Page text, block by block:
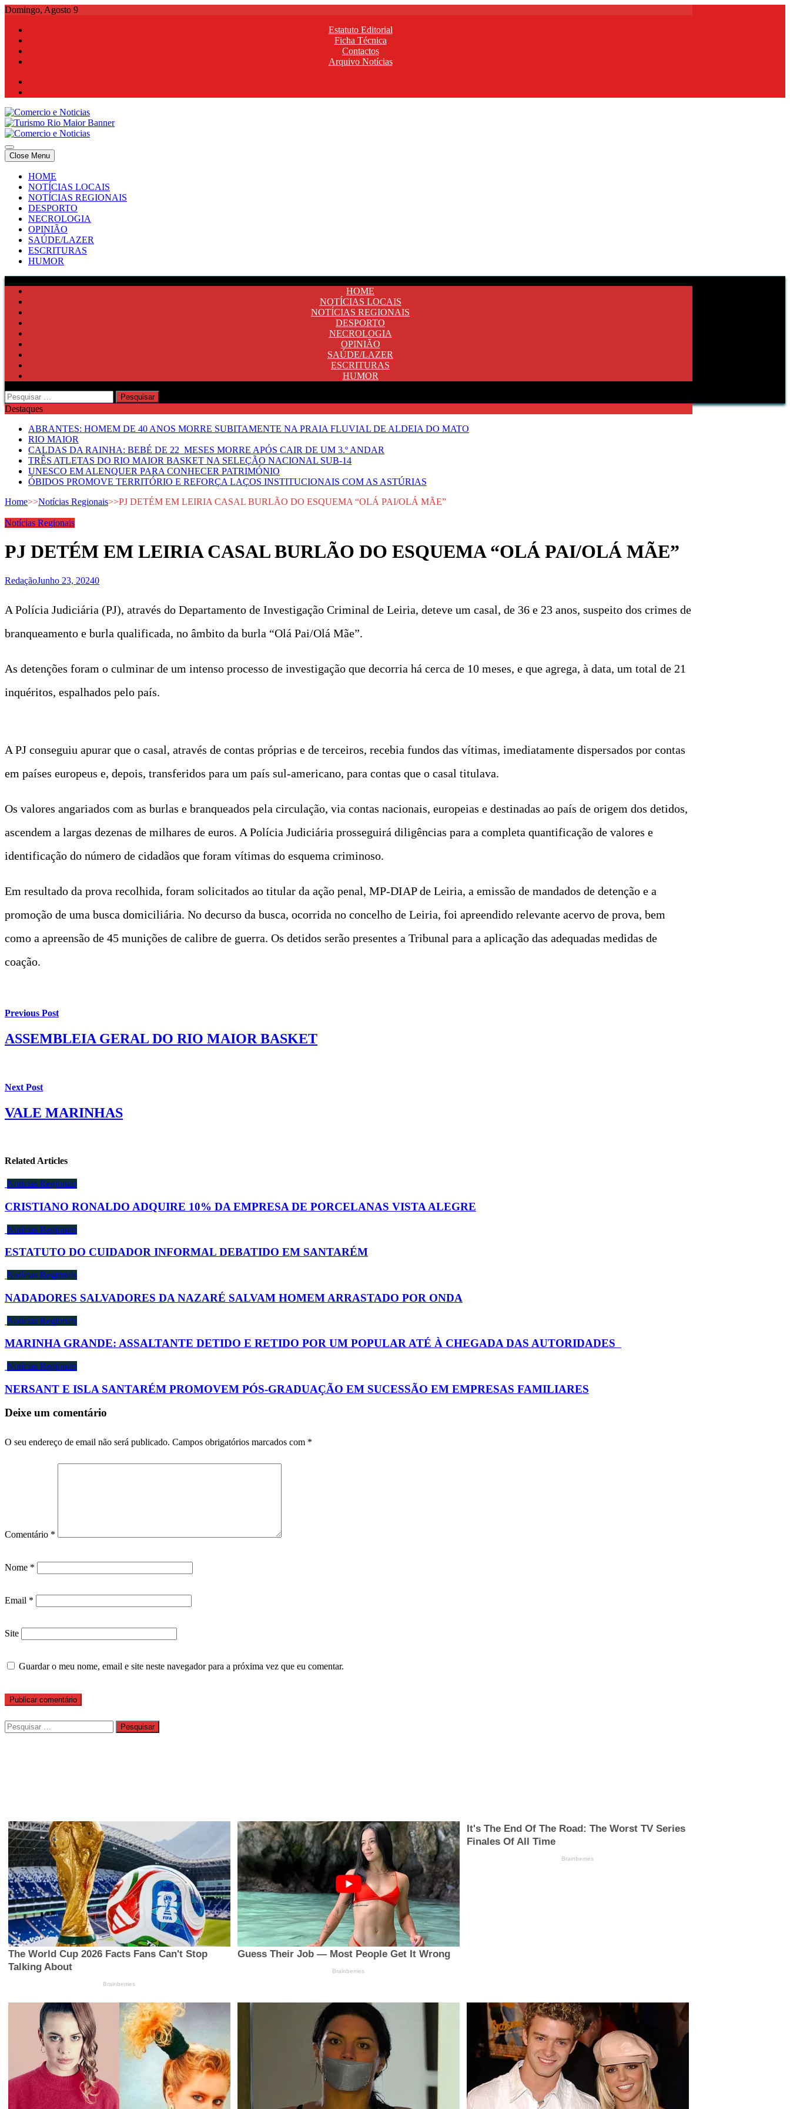
Skip
content
Domingo, Agosto 9
Estatuto Editorial
Ficha Técnica
Contactos
Arquivo Notícias
Comercio e Noticias
Notícias e Publicidade Online
Comercio e Noticias
Notícias e Publicidade Online
Close Menu
HOME
NOTÍCIAS LOCAIS
NOTÍCIAS REGIONAIS
DESPORTO
NECROLOGIA
OPINIÃO
SAÚDE/LAZER
ESCRITURAS
HUMOR
HOME
NOTÍCIAS LOCAIS
NOTÍCIAS REGIONAIS
DESPORTO
NECROLOGIA
OPINIÃO
SAÚDE/LAZER
ESCRITURAS
HUMOR
Pesquisar
por:
Destaques
ABRANTES: HOMEM DE 40 ANOS MORRE SUBITAMENTE NA PRAIA FLUVIAL DE ALDEIA DO MATO
RIO MAIOR
CALDAS DA RAINHA: BEBÉ DE 22 MESES MORRE APÓS CAIR DE UM 3.º ANDAR
TRÊS ATLETAS DO RIO MAIOR BASKET NA SELEÇÃO NACIONAL SUB-14
UNESCO EM ALENQUER PARA CONHECER PATRIMÓNIO
ÓBIDOS PROMOVE TERRITÓRIO E REFORÇA LAÇOS INSTITUCIONAIS COM AS ASTÚRIAS
Home>>Notícias Regionais>>PJ DETÉM EM LEIRIA CASAL BURLÃO DO ESQUEMA “OLÁ PAI/OLÁ MÃE”
Notícias Regionais
PJ DETÉM EM LEIRIA CASAL BURLÃO DO ESQUEMA “OLÁ PAI/OLÁ MÃE”
RedaçãoJunho 23, 20240
A Polícia Judiciária (PJ), através do Departamento de Investigação Criminal de Leiria, deteve um casal, de 36 e 23 anos, suspeito dos crimes de
branqueamento e burla qualificada, no âmbito da burla “Olá Pai/Olá Mãe”.
As detenções foram o culminar de um intenso processo de investigação que decorria há cerca de 10 meses, e que agrega, à data, um total de 21
inquéritos, espalhados pelo país.
A PJ conseguiu apurar que o casal, através de contas próprias e de terceiros, recebia fundos das vítimas, imediatamente dispersados por contas
em países europeus e, depois, transferidos para um país sul-americano, para contas que o casal titulava.
Os valores angariados com as burlas e branqueados pela circulação, via contas nacionais, europeias e destinadas ao país de origem dos detidos,
ascendem a largas dezenas de milhares de euros. A Polícia Judiciária prosseguirá diligências para a completa quantificação de valores e
identificação do número de cidadãos que foram vítimas do esquema criminoso.
Em resultado da prova recolhida, foram solicitados ao titular da ação penal, MP-DIAP de Leiria, a emissão de mandados de detenção e a
promoção de uma busca domiciliária. No decurso da busca, ocorrida no concelho de Leiria, foi apreendido relevante acervo de prova, bem
como a apreensão de 45 munições de calibre de guerra. Os detidos serão presentes a Tribunal para a aplicação das adequadas medidas de
coação.
Previous Post
ASSEMBLEIA GERAL DO RIO MAIOR BASKET
Next Post
VALE MARINHAS
Related Articles
Notícias Regionais
CRISTIANO RONALDO ADQUIRE 10% DA EMPRESA DE PORCELANAS VISTA ALEGRE
Notícias Regionais
ESTATUTO DO CUIDADOR INFORMAL DEBATIDO EM SANTARÉM
Notícias Regionais
NADADORES SALVADORES DA NAZARÉ SALVAM HOMEM ARRASTADO POR ONDA
Notícias Regionais
MARINHA GRANDE: ASSALTANTE DETIDO E RETIDO POR UM POPULAR ATÉ À CHEGADA DAS AUTORIDADES
Notícias Regionais
NERSANT E ISLA SANTARÉM PROMOVEM PÓS-GRADUAÇÃO EM SUCESSÃO EM EMPRESAS FAMILIARES
Deixe um comentário
O seu endereço de email não será publicado. Campos obrigatórios marcados com *
Comentário *
Nome *
Email *
Site
Guardar o meu nome, email e site neste navegador para a próxima vez que eu comentar.
Pesquisar
por: